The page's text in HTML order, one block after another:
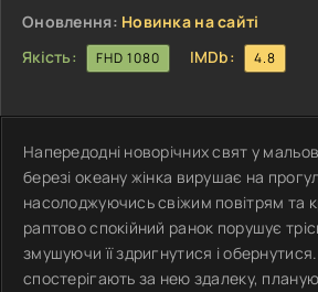
Оновлення: Новинка на сайті
Якість:
FHD 1080 IMDb: 4.8
Напередодні новорічних свят у
березі океану жінка вирушає на
насолоджуючись свіжим повітрям та
раптово спокійний ранок порушує
змушуючи її здригнутися і обернутися.
спостерігають за нею здалеку,